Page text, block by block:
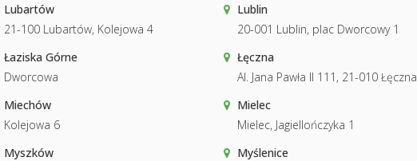
Lubartów
21-100 Lubartów, Kolejowa 4
Lublin
20-001 Lublin, plac Dworcowy 1
Łaziska Górne
Dworcowa
Łęczna
Al. Jana Pawła II 111, 21-010 Łęczna
Miechów
Kolejowa 6
Mielec
Mielec, Jagiellończyka 1
Myszków
Myślenice